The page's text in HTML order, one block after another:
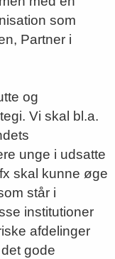
som
Partner i
og
Vi skal bl.a.
unge i udsatte
skal kunne øge
står i
institutioner
afdelinger
gode